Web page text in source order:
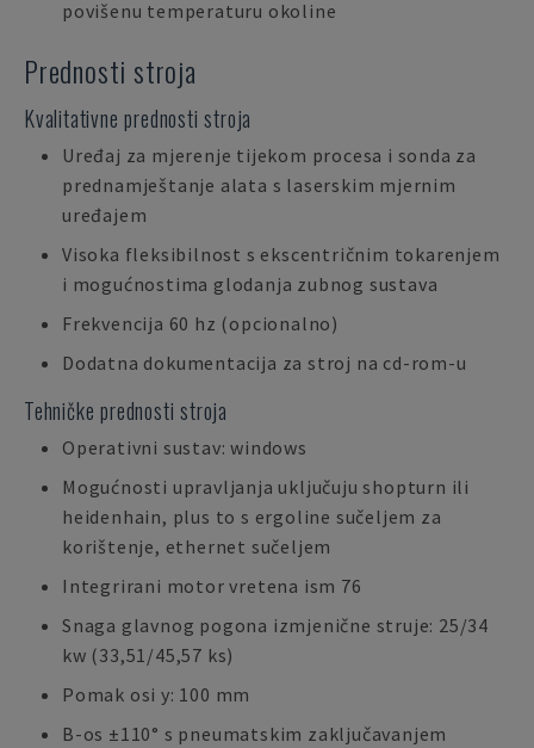
povišenu temperaturu okoline
Prednosti stroja
Kvalitativne prednosti stroja
Uređaj za mjerenje tijekom procesa i sonda za
prednamještanje alata s laserskim mjernim
uređajem
Visoka fleksibilnost s ekscentričnim tokarenjem
i mogućnostima glodanja zubnog sustava
Frekvencija 60 hz (opcionalno)
Dodatna dokumentacija za stroj na cd-rom-u
Tehničke prednosti stroja
Operativni sustav: windows
Mogućnosti upravljanja uključuju shopturn ili
heidenhain, plus to s ergoline sučeljem za
korištenje, ethernet sučeljem
Integrirani motor vretena ism 76
Snaga glavnog pogona izmjenične struje: 25/34
kw (33,51/45,57 ks)
Pomak osi y: 100 mm
B-os ±110° s pneumatskim zaključavanjem